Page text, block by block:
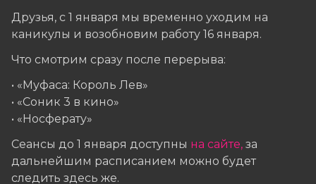
Друзья, с 1 января мы временно уходим на
каникулы и возобновим работу 16 января.
Что смотрим сразу после перерыва:
• «Муфаса: Король Лев»
• «Соник 3 в кино»
• «Носферату»
Сеансы до 1 января доступны на сайте, за
дальнейшим расписанием можно будет
следить здесь же.